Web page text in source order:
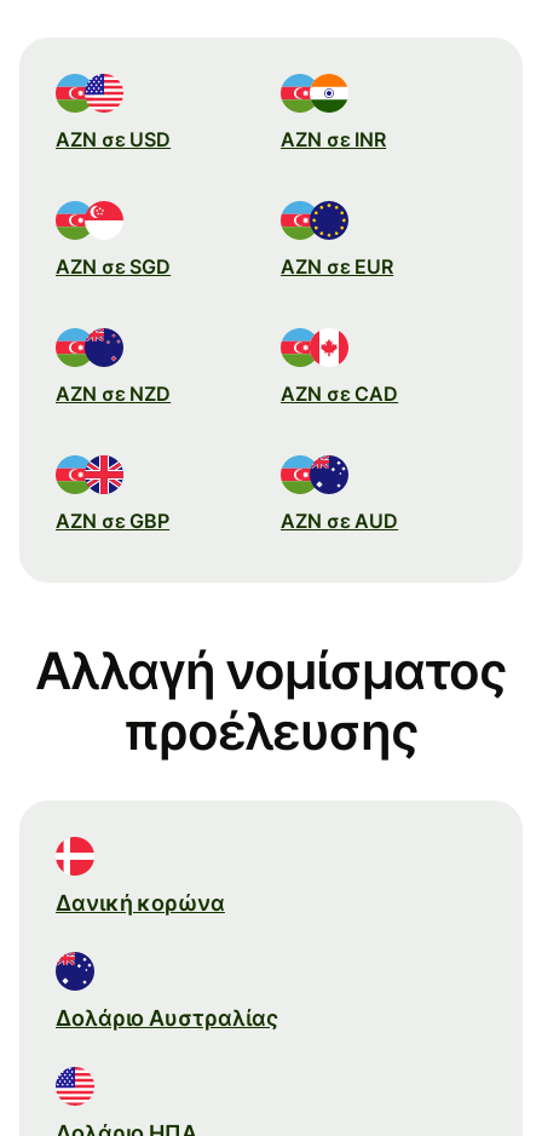
AZN σε USD AZN σε INR
AZN σε SGD AZN σε EUR
AZN σε NZD AZN σε CAD
AZN σε GBP AZN σε AUD
Αλλαγή νομίσματος
προέλευσης
Δανική κορώνα
Δολάριο Αυστραλίας